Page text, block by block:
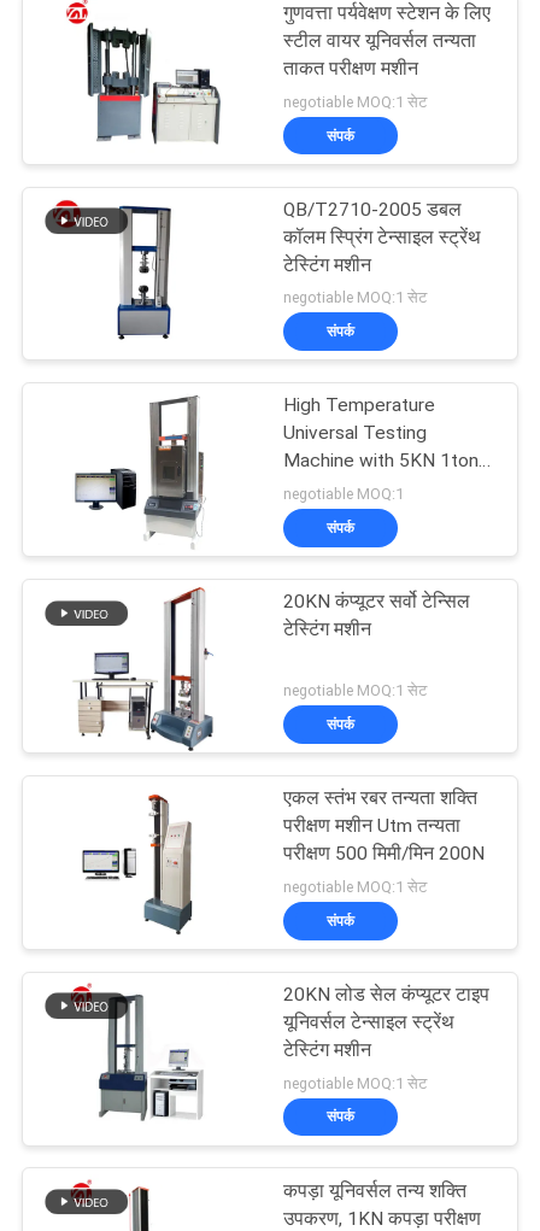
गुणवत्ता
नियंत्रण
संपर्क
करें
एक
उद्धरण
विनती
साइटमैप
गुणवत्ता पर्यवेक्षण स्टेशन के लिए
स्टील वायर यूनिवर्सल तन्यता
ताकत परीक्षण मशीन
negotiable MOQ:1 सेट
संपर्क
QB/T2710-2005 डबल
कॉलम स्प्रिंग टेन्साइल स्ट्रेंथ
टेस्टिंग मशीन
negotiable MOQ:1 सेट
संपर्क
High Temperature
Universal Testing
Machine with 5KN 1ton 2
ton Max Load for Tensile
Strength Testing
negotiable MOQ:1
संपर्क
20KN कंप्यूटर सर्वो टेन्सिल
टेस्टिंग मशीन
negotiable MOQ:1 सेट
संपर्क
एकल स्तंभ रबर तन्यता शक्ति
परीक्षण मशीन Utm तन्यता
परीक्षण 500 मिमी/मिन 200N
negotiable MOQ:1 सेट
संपर्क
20KN लोड सेल कंप्यूटर टाइप
यूनिवर्सल टेन्साइल स्ट्रेंथ
टेस्टिंग मशीन
negotiable MOQ:1 सेट
संपर्क
कपड़ा यूनिवर्सल तन्य शक्ति
उपकरण, 1KN कपड़ा परीक्षण